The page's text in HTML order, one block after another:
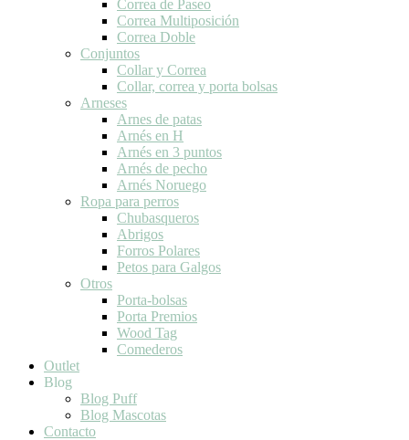
Correa de Paseo
Correa Multiposición
Correa Doble
Conjuntos
Collar y Correa
Collar, correa y porta bolsas
Arneses
Arnes de patas
Arnés en H
Arnés en 3 puntos
Arnés de pecho
Arnés Noruego
Ropa para perros
Chubasqueros
Abrigos
Forros Polares
Petos para Galgos
Otros
Porta-bolsas
Porta Premios
Wood Tag
Comederos
Outlet
Blog
Blog Puff
Blog Mascotas
Contacto